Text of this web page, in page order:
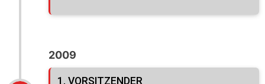
2009
1. VORSITZENDER